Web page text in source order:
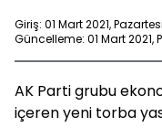
Giriş: 01 Mart 2021,
Güncelleme: 01 Mart 2021,
AK Parti grubu
içeren yeni torba